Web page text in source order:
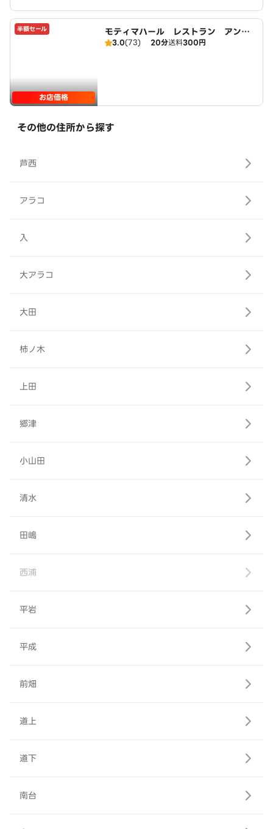
半額セール
お店価格
モティマハール レストラン アンド
バー
3.0(73) 20分送料300円
その他の住所から探す
芦西
アラコ
入
大アラコ
大田
柿ノ木
上田
郷津
小山田
清水
田嶋
西浦
平岩
平成
前畑
道上
道下
南台